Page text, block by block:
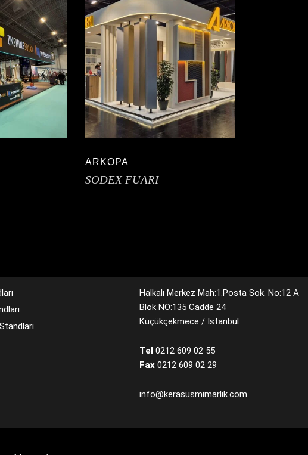
ARKOPA
SODEX FUARI
Halkalı Merkez Mah:1.Posta Sok. No:12 A
Blok NO:135 Cadde 24
Küçükçekmece / İstanbul
Tel0212 609 02 55
Fax0212 609 02 29
info@kerasusmimarlik.com